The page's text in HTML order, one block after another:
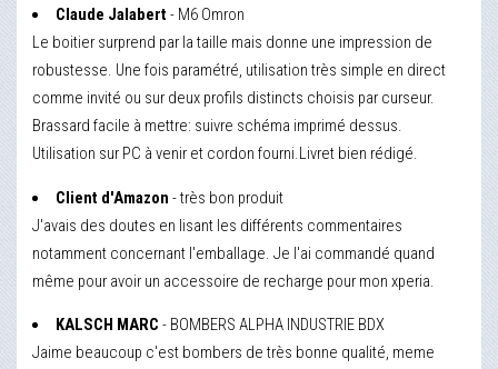
Claude Jalabert - M6 Omron
Le boitier surprend par la taille mais donne une impression de
robustesse. Une fois paramétré, utilisation très simple en direct
comme invité ou sur deux profils distincts choisis par curseur.
Brassard facile à mettre: suivre schéma imprimé dessus.
Utilisation sur PC à venir et cordon fourni.Livret bien rédigé.
Client d'Amazon - très bon produit
J'avais des doutes en lisant les différents commentaires
notamment concernant l'emballage. Je l'ai commandé quand
même pour avoir un accessoire de recharge pour mon xperia.
KALSCH MARC - BOMBERS ALPHA INDUSTRIE BDX
Jaime beaucoup c'est bombers de très bonne qualité, meme